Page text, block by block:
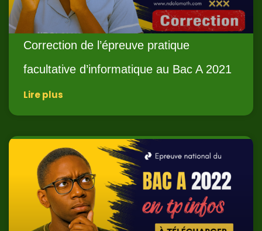
Correction de l’épreuve pratique
facultative d’informatique au Bac A 2021
Lire plus